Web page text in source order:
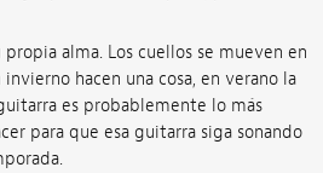
alma. Los cuellos se mueven en
hacen una cosa, en verano la
es probablemente lo más
para que esa guitarra siga sonando